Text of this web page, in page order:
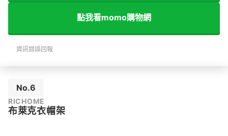
點我看momo購物網
資訊錯誤回報
No.6
RICHOME
布萊克衣帽架